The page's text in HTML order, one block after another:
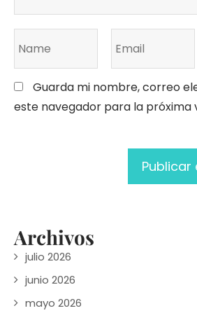
Guarda mi nombre, correo
este navegador para la próxima
Archivos
julio 2026
junio 2026
mayo 2026